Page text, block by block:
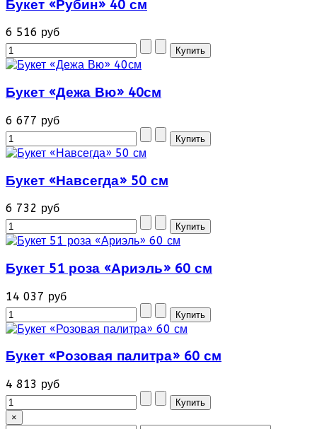
Букет «Рубин» 40 см
6 516 руб
Букет «Дежа Вю» 40см
6 677 руб
Букет «Навсегда» 50 см
6 732 руб
Букет 51 роза «Ариэль» 60 см
14 037 руб
Букет «Розовая палитра» 60 см
4 813 руб
×